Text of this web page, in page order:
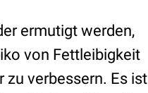
ermutigt werden,
von Fettleibigkeit
zu verbessern. Es ist